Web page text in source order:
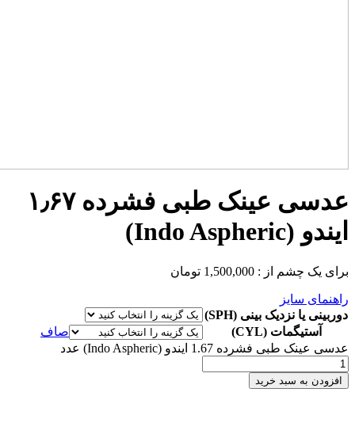
عدسی عینک طبی فشرده ۱٫۶۷
ایندو (Indo Aspheric)
برای یک چشم از : 1,500,000 تومان
راهنمای سایز
دوربینی یا نزدیک بینی (SPH)
آستیگمات (CYL)
صاف
عدسی عینک طبی فشرده 1.67 ایندو (Indo Aspheric) عدد
افزودن به سبد خرید